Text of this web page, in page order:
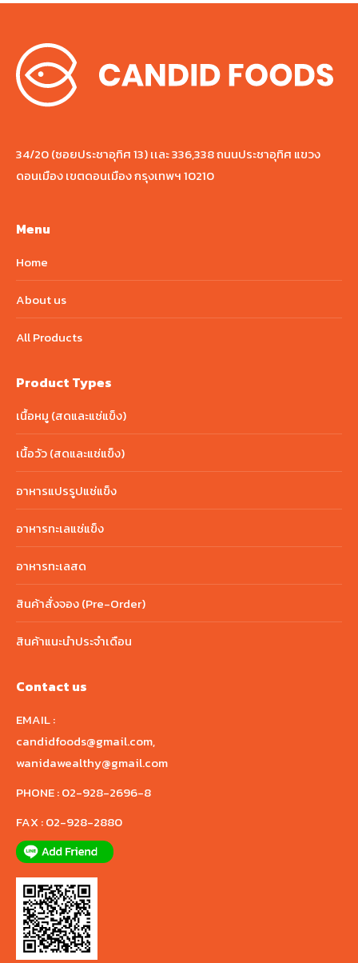
34/20 (ซอยประชาอุทิศ 13) เเละ 336,338 ถนนประชาอุทิศ แขวง
ดอนเมือง เขตดอนเมือง กรุงเทพฯ 10210
Menu
Home
About us
All Products
Product Types
เนื้อหมู (สดและแช่แข็ง)
เนื้อวัว (สดและแช่แข็ง)
อาหารแปรรูปแช่แข็ง
อาหารทะเลแช่แข็ง
อาหารทะเลสด
สินค้าสั่งจอง (Pre-Order)
สินค้าแนะนำประจำเดือน
Contact us
EMAIL :
candidfoods@gmail.com,
wanidawealthy@gmail.com
PHONE :02-928-2696-8
FAX :02-928-2880